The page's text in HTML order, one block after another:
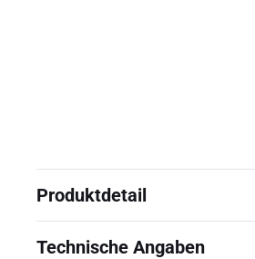
Produktdetail
Technische Angaben